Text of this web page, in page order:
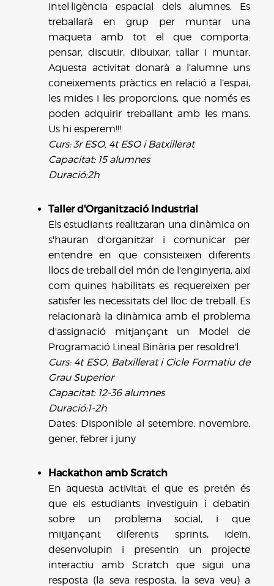
intel·ligència espacial dels alumnes. Es
treballarà en grup per muntar una
maqueta amb tot el que comporta:
pensar, discutir, dibuixar, tallar i muntar.
Aquesta activitat donarà a l’alumne uns
coneixements pràctics en relació a l’espai,
les mides i les proporcions, que només es
poden adquirir treballant amb les mans.
Us hi esperem!!!
Curs: 3r ESO, 4t ESO i Batxillerat
Capacitat: 15 alumnes
Duració:2h
Taller d'Organització Industrial
Els estudiants realitzaran una dinàmica on
s'hauran d'organitzar i comunicar per
entendre en que consisteixen diferents
llocs de treball del món de l'enginyeria, així
com quines habilitats es requereixen per
satisfer les necessitats del lloc de treball. Es
relacionarà la dinàmica amb el problema
d'assignació mitjançant un Model de
Programació Lineal Binària per resoldre'l.
Curs: 4t ESO, Batxillerat i Cicle Formatiu de
Grau Superior
Capacitat: 12-36 alumnes
Duració:1-2h
Dates: Disponible al setembre, novembre,
gener, febrer i juny
Hackathon amb Scratch
En aquesta activitat el que es pretén és
que els estudiants investiguin i debatin
sobre un problema social, i que
mitjançant diferents sprints, ideïn,
desenvolupin i presentin un projecte
interactiu amb Scratch que sigui una
resposta (la seva resposta, la seva veu) a